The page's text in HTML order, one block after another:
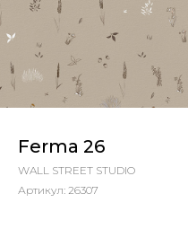
Ferma 26
WALL STREET STUDIO
Артикул: 26307